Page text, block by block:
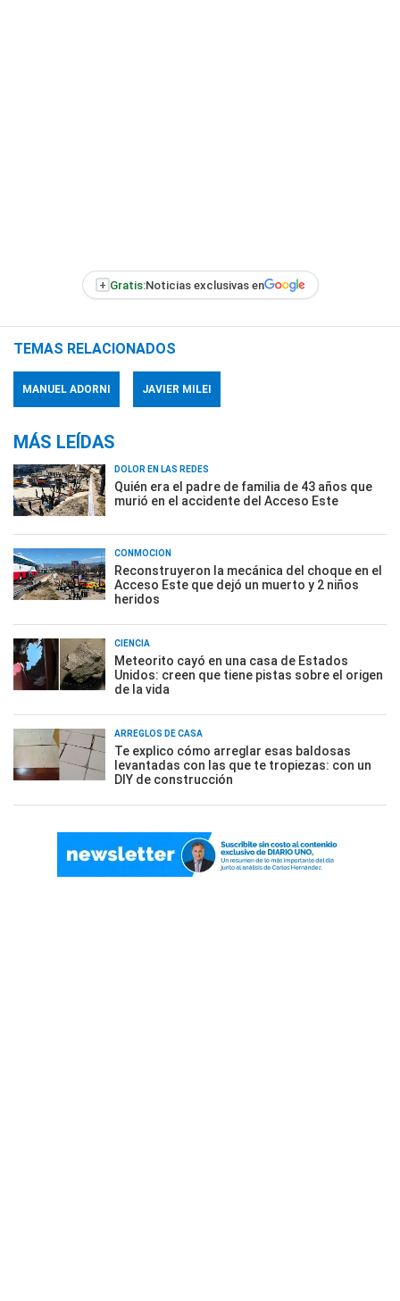
+ Gratis:Noticias exclusivas en
TEMAS RELACIONADOS
MANUEL ADORNI JAVIER MILEI
MÁS LEÍDAS
DOLOR EN LAS REDES
Quién era el padre de familia de 43 años que
murió en el accidente del Acceso Este
CONMOCIÓN
Reconstruyeron la mecánica del choque en el
Acceso Este que dejó un muerto y 2 niños
heridos
CIENCIA
Meteorito cayó en una casa de Estados
Unidos: creen que tiene pistas sobre el origen
de la vida
ARREGLOS DE CASA
Te explico cómo arreglar esas baldosas
levantadas con las que te tropiezas: con un
DIY de construcción